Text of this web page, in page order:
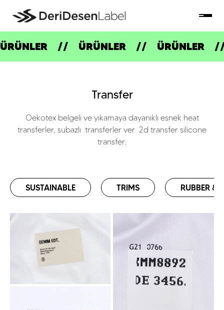
ÜRÜNLER ÜRÜNLER ÜRÜNLER
Transfer
Oekotex belgeli ve yıkamaya dayanıklı esnek heat
transferler, subazlı transferler ver 2d transfer silicone
transfer.
SUSTAINABLE TRIMS RUBBER &